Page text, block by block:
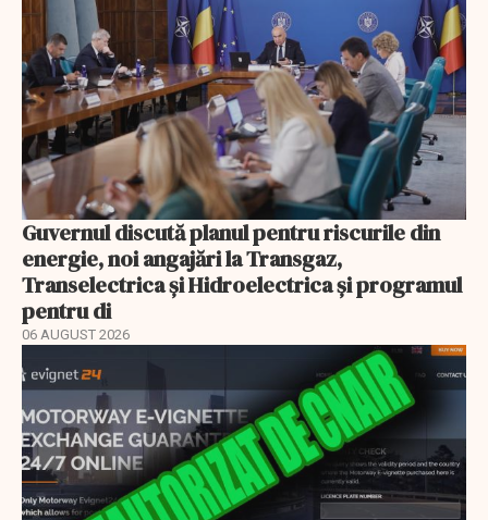
Guvernul discută planul pentru riscurile din
energie, noi angajări la Transgaz,
Transelectrica și Hidroelectrica și programul
pentru di
06 AUGUST 2026